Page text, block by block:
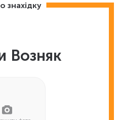
знахідку
Возняк